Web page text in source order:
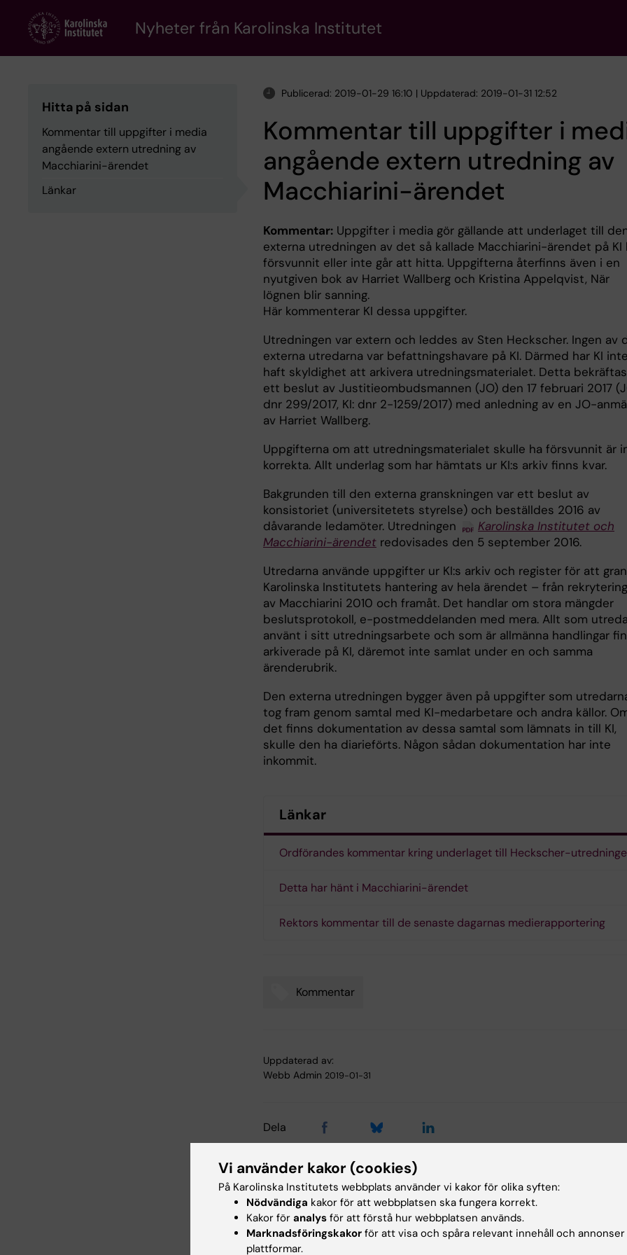
content
Nyheter från Karolinska Institutet
Hitta på sidan
Kommentar till uppgifter i media
angående extern utredning av
Macchiarini-ärendet
Länkar
Publicerad: 2019-01-29 16:10 | Uppdaterad: 2019-01-31 12:52
Kommentar till uppgifter i
angående extern utredning av
Macchiarini-ärendet
Kommentar: Uppgifter i media gör gällande att underlaget till
externa utredningen av det så kallade Macchiarini-ärendet på KI
försvunnit eller inte går att hitta. Uppgifterna återfinns även i en
nyutgiven bok av Harriet Wallberg och Kristina Appelqvist, När
lögnen blir sanning.
Här kommenterar KI dessa uppgifter.
Utredningen var extern och leddes av Sten Heckscher. Ingen av
externa utredarna var befattningshavare på KI. Därmed har KI inte
haft skyldighet att arkivera utredningsmaterialet. Detta
ett beslut av Justitieombudsmannen (JO) den 17 februari 2017
dnr 299/2017, KI: dnr 2-1259/2017) med anledning av en JO-
av Harriet Wallberg.
Uppgifterna om att utredningsmaterialet skulle ha försvunnit är
korrekta. Allt underlag som har hämtats ur KI:s arkiv finns kvar.
Bakgrunden till den externa granskningen var ett beslut av
konsistoriet (universitetets styrelse) och beställdes 2016 av
dåvarande ledamöter. Utredningen
Karolinska Institutet och
Macchiarini-ärendet redovisades den 5 september 2016.
Utredarna använde uppgifter ur KI:s arkiv och register för att
Karolinska Institutets hantering av hela ärendet – från
av Macchiarini 2010 och framåt. Det handlar om stora mängder
beslutsprotokoll, e-postmeddelanden med mera. Allt som
använt i sitt utredningsarbete och som är allmänna handlingar
arkiverade på KI, däremot inte samlat under en och samma
ärenderubrik.
Den externa utredningen bygger även på uppgifter som
tog fram genom samtal med KI-medarbetare och andra källor.
det finns dokumentation av dessa samtal som lämnats in till KI,
skulle den ha diarieförts. Någon sådan dokumentation har inte
inkommit.
Länkar
Ordförandes kommentar kring underlaget till Heckscher-
Detta har hänt i Macchiarini-ärendet
Rektors kommentar till de senaste dagarnas medierapportering
Kommentar
Uppdaterad av:
Webb Admin 2019-01-31
Dela
Relaterade artiklar
Vi använder kakor (cookies)
På Karolinska Institutets webbplats använder vi kakor för olika syften:
Nödvändiga kakor för att webbplatsen ska fungera korrekt.
Kakor för analys för att förstå hur webbplatsen används.
Marknadsföringskakor för att visa och spåra relevant innehåll och
plattformar.